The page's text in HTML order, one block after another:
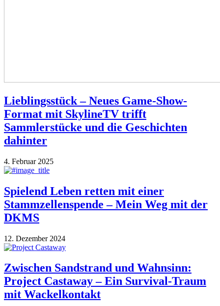
Lieblingsstück – Neues Game-Show-
Format mit SkylineTV trifft
Sammlerstücke und die Geschichten
dahinter
4. Februar 2025
Spielend Leben retten mit einer
Stammzellenspende – Mein Weg mit der
DKMS
12. Dezember 2024
Zwischen Sandstrand und Wahnsinn:
Project Castaway – Ein Survival-Traum
mit Wackelkontakt